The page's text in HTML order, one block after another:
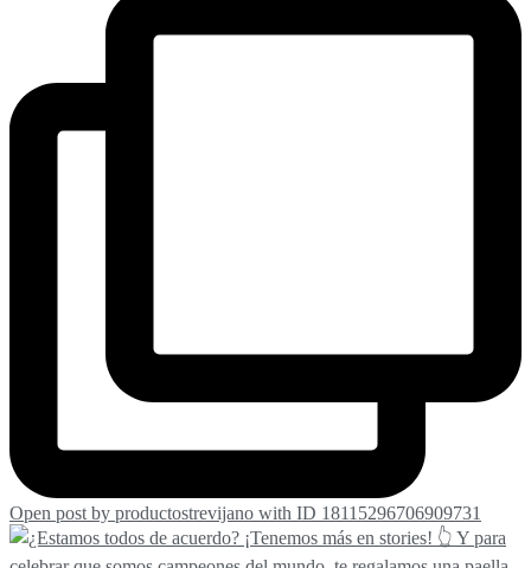
Open post by productostrevijano with ID 18115296706909731